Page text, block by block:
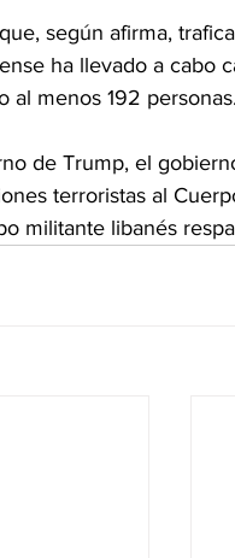
según afirma,
ha llevado a cabo
al menos 192 personas.
de Trump, el
terroristas al
militante libanés